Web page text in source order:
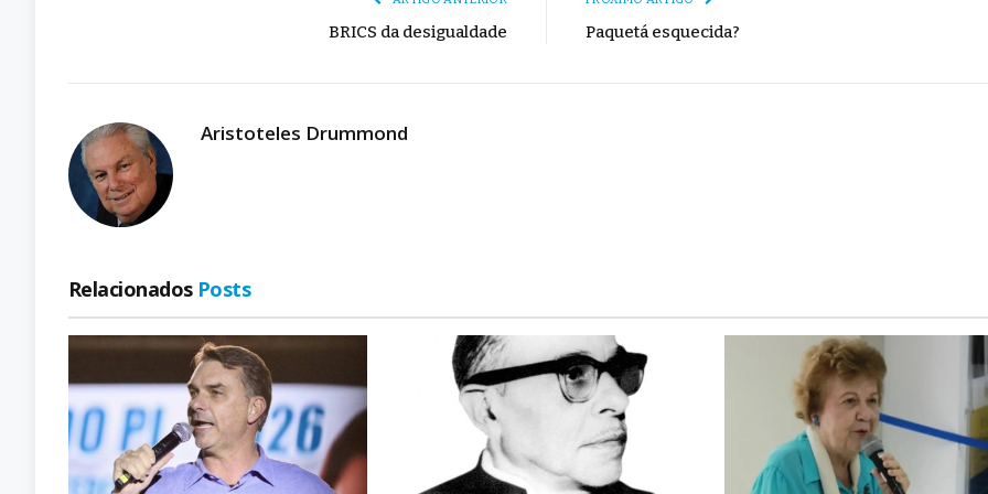
BRICS da desigualdade Paquetá esquecida?
Aristoteles Drummond
Relacionados Posts